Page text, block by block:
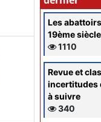
Les
19ème siècle
1110
Revue et
incertitudes
à suivre
340